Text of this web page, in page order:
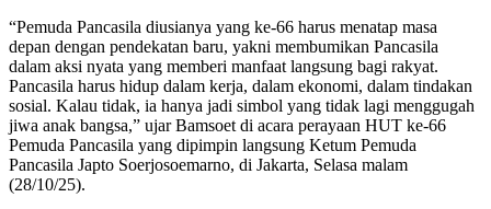
“Pemuda Pancasila diusianya yang ke-66 harus menatap masa
depan dengan pendekatan baru, yakni membumikan Pancasila
dalam aksi nyata yang memberi manfaat langsung bagi rakyat.
Pancasila harus hidup dalam kerja, dalam ekonomi, dalam tindakan
sosial. Kalau tidak, ia hanya jadi simbol yang tidak lagi menggugah
jiwa anak bangsa,” ujar Bamsoet di acara perayaan HUT ke-66
Pemuda Pancasila yang dipimpin langsung Ketum Pemuda
Pancasila Japto Soerjosoemarno, di Jakarta, Selasa malam
(28/10/25).